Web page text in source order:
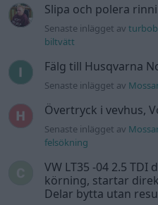
Slipa och polera
Senaste inlägget av
biltvätt
Fälg till Husqvarna
Senaste inlägget av
Övertryck i vevhus,
Senaste inlägget av
felsökning
VW LT35 -04 2.5
körning, startar
Delar bytta utan